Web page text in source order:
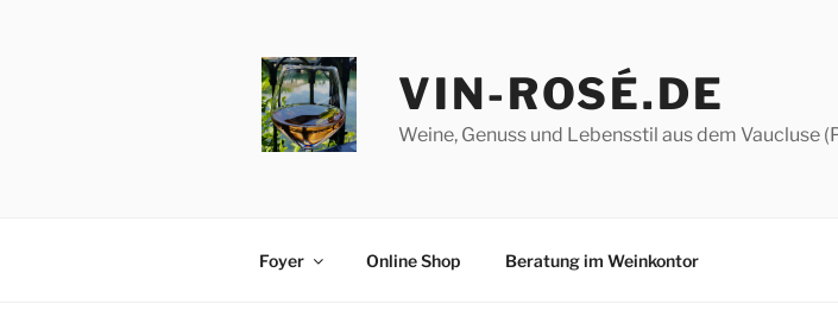
VIN-ROSÉ.DE
Weine, Genuss und Lebensstil aus dem Vaucluse
Foyer Online Shop Beratung im Weinkontor